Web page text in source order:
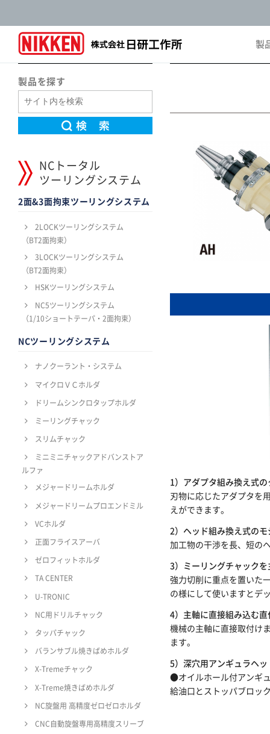
製
製品を探す
NCトータル
ツーリングシステム
2面&3面拘束ツーリングシステム
2LOCKツーリングシステム
（BT2面拘束）
3LOCKツーリングシステム
（BT2面拘束）
HSKツーリングシステム
NC5ツーリングシステム
（1/10ショートテーパ・2面拘束）
NCツーリングシステム
ナノクーラント・システム
マイクロＶＣホルダ
ドリームシンクロタップホルダ
ミーリングチャック
スリムチャック
ミニミニチャックアドバンストア
ルファ
メジャードリームホルダ
メジャードリームプロエンドミル
VCホルダ
正面フライスアーバ
ゼロフィットホルダ
TA CENTER
U-TRONIC
NC用ドリルチャック
タッパチャック
バランサブル焼きばめホルダ
X-Tremeチャック
X-Treme焼きばめホルダ
NC旋盤用 高精度ゼロゼロホルダ
CNC自動旋盤専用高精度スリーブ
1）アダプタ組み換え式
刃物に応じたアダプタを
えができます。
2）ヘッド組み換え式のモ
加工物の干渉を長、短の
3）ミーリングチャック
強力切削に重点を置いた
の様にして使いますとデ
4）主軸に直接組み込む
機械の主軸に直接取付け
ます。
5）深穴用アンギュラヘッ
●オイルホール付アンギ
給油口とストッパブロッ